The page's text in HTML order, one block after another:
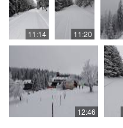
11:14 11:20
12:46